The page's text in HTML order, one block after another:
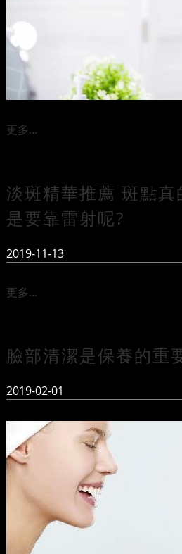
更多...
淡斑精華推薦 斑點真
是要靠雷射呢?
2019-11-13
更多...
臉部清潔是保養的重
2019-02-01